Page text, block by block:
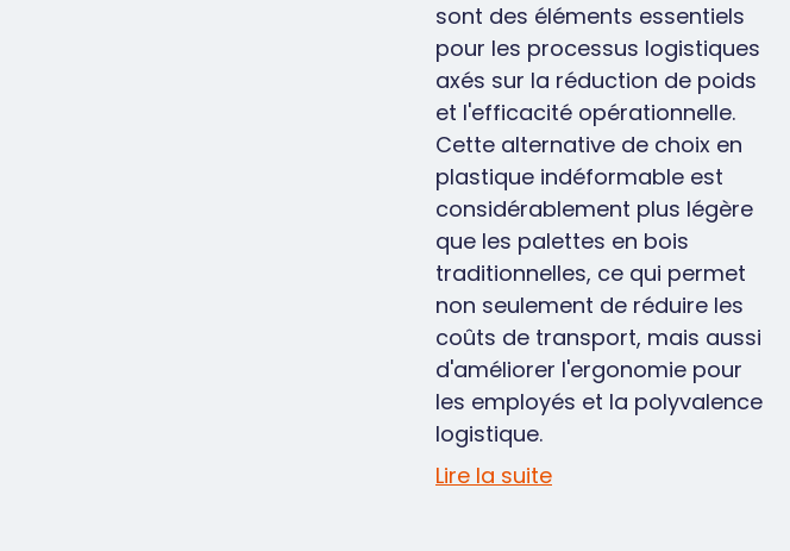
sont des éléments essentiels
pour les processus logistiques
axés sur la réduction de poids
et l'efficacité opérationnelle.
Cette alternative de choix en
plastique indéformable est
considérablement plus légère
que les palettes en bois
traditionnelles, ce qui permet
non seulement de réduire les
coûts de transport, mais aussi
d'améliorer l'ergonomie pour
les employés et la polyvalence
logistique.
Lire la suite